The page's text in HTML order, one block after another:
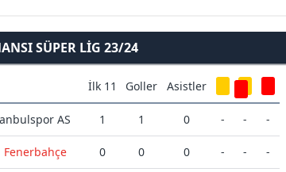
SÜPER LIG 23/24
İlk 11 Goller Asistler
AS 1 1 0 - - -
Fenerbahçe 0 0 0 - - -